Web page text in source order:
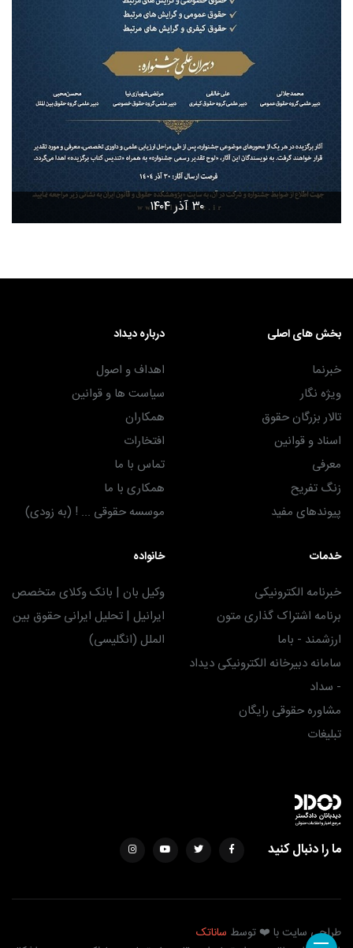
۳۰ آذر ۱۴۰۴
بخش های اصلی
خبرنما
ویژه نگار
تالار بزرگان حقوق
اسناد و قوانین
معرفی
زنگ تفریح
پیوندهای مفید
درباره دیداد
اهداف و اصول
سیاست ها و قوانین
همکاران
افتخارات
تماس با ما
همکاری با ما
موسسه حقوقی ... ! (به زودی)
خدمات
خبرنامه الکترونیکی
برنامه اشتراک گذاری متون
ارزشمند - باما
سامانه دبیرخانه الکترونیکی دیداد
- سداد
مشاوره حقوقی رایگان
تبلیغات
خانواده
وکیل بان | بانک وکلای متخصص
ایرانیل | تحلیل ایرانی حقوق بین
الملل (انگلیسی)
ما را دنبال کنید
طراحی سایت با ❤️ توسط ساناتک